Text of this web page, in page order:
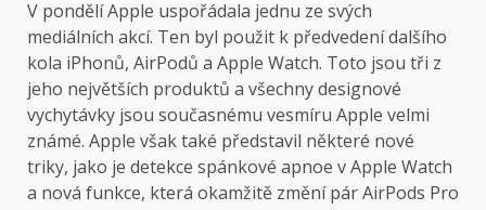
V pondělí Apple uspořádala jednu ze svých
mediálních akcí. Ten byl použit k předvedení dalšího
kola iPhonů, AirPodů a Apple Watch. Toto jsou tři z
jeho největších produktů a všechny designové
vychytávky jsou současnému vesmíru Apple velmi
známé. Apple však také představil některé nové
triky, jako je detekce spánkové apnoe v Apple Watch
a nová funkce, která okamžitě změní pár AirPods Pro